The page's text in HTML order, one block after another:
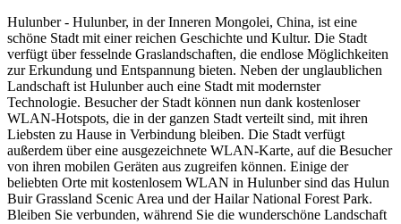
Hulunber- Hulunber, in der Inneren Mongolei, China, ist eine
schöne Stadt mit einer reichen Geschichte und Kultur. Die Stadt
verfügt über fesselnde Graslandschaften, die endlose Möglichkeiten
zur Erkundung und Entspannung bieten. Neben der unglaublichen
Landschaft ist Hulunber auch eine Stadt mit modernster
Technologie. Besucher der Stadt können nun dank kostenloser
WLAN-Hotspots, die in der ganzen Stadt verteilt sind, mit ihren
Liebsten zu Hause in Verbindung bleiben. Die Stadt verfügt
außerdem über eine ausgezeichnete WLAN-Karte, auf die Besucher
von ihren mobilen Geräten aus zugreifen können. Einige der
beliebten Orte mit kostenlosem WLAN in Hulunber sind das Hulun
Buir Grassland Scenic Area und der Hailar National Forest Park.
Bleiben Sie verbunden, während Sie die wunderschöne Landschaft